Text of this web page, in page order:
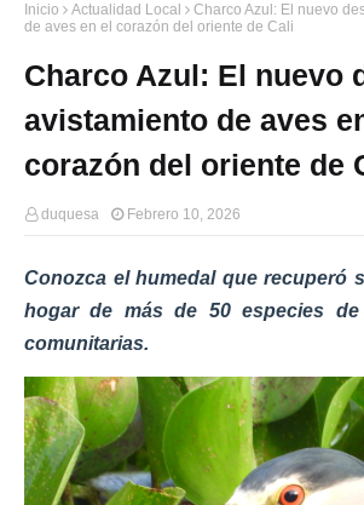
Inicio Actualidad Local
Charco Azul: El nuevo
de aves en el corazón del oriente de Cali
Charco Azul: El nuevo
avistamiento de aves
corazón del oriente de
duquesa Febrero 10, 2026
Conozca el humedal que recuperó
hogar de más de 50 especies
comunitarias.